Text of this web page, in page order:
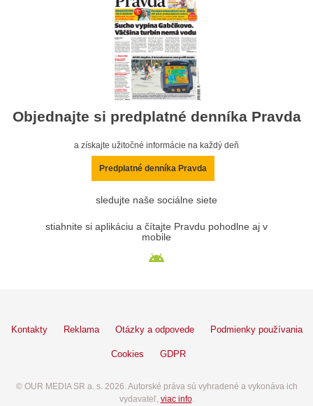
Objednajte si predplatné denníka Pravda
a získajte užitočné informácie na každý deň
Predplatné denníka Pravda
sledujte naše sociálne siete
stiahnite si aplikáciu a čítajte Pravdu pohodlne aj v
mobile
Kontakty Reklama Otázky a odpovede Podmienky používania
Cookies GDPR
© OUR MEDIA SR a. s. 2026. Autorské práva sú vyhradené a vykonáva ich
vydavateľ, viac info.